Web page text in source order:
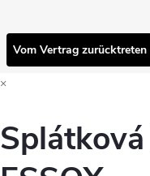
Vom Vertrag zurücktreten
×